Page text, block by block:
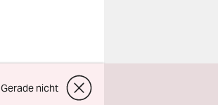
Gerade nicht